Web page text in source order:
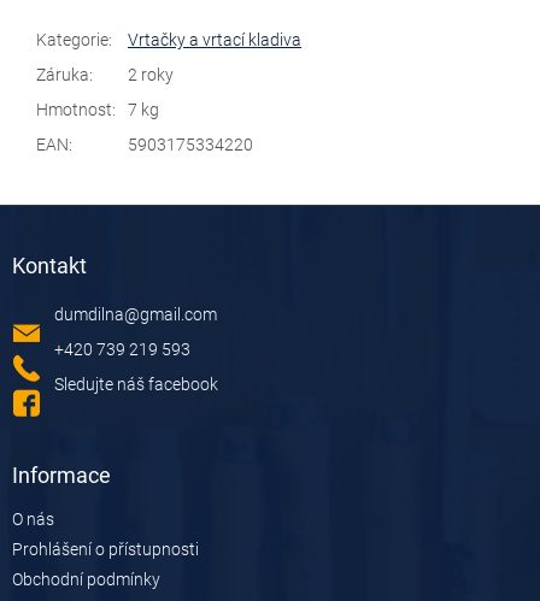
Kategorie:
Vrtačky a vrtací kladiva
Záruka:
2 roky
Hmotnost:
7 kg
EAN: 5903175334220
Kontakt
dumdilna@gmail.com
+420 739 219 593
Sledujte náš facebook
Informace
O nás
Prohlášení o přístupnosti
Obchodní podmínky